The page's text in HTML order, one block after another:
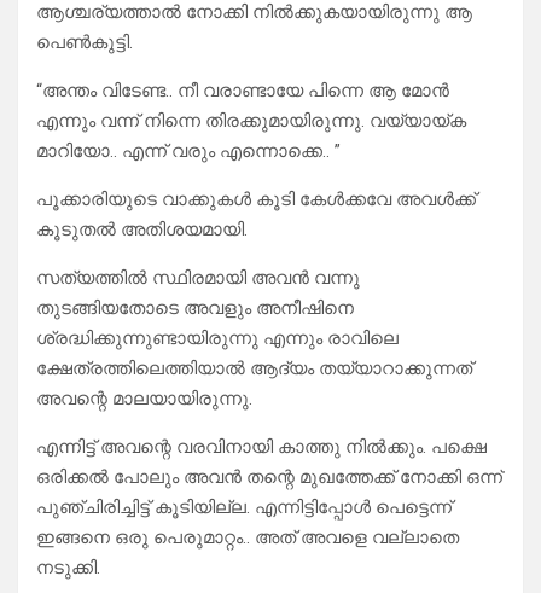
ആശ്ചര്യത്താൽ നോക്കി നിൽക്കുകയായിരുന്നു ആ
പെൺകുട്ടി.
“അന്തം വിടേണ്ട.. നീ വരാണ്ടായേ പിന്നെ ആ മോൻ
എന്നും വന്ന് നിന്നെ തിരക്കുമായിരുന്നു. വയ്യായ്ക
മാറിയോ.. എന്ന് വരും എന്നൊക്കെ.. ”
പൂക്കാരിയുടെ വാക്കുകൾ കൂടി കേൾക്കവേ അവൾക്ക്
കൂടുതൽ അതിശയമായി.
സത്യത്തിൽ സ്ഥിരമായി അവൻ വന്നു
തുടങ്ങിയതോടെ അവളും അനീഷിനെ
ശ്രദ്ധിക്കുന്നുണ്ടായിരുന്നു എന്നും രാവിലെ
ക്ഷേത്രത്തിലെത്തിയാൽ ആദ്യം തയ്യാറാക്കുന്നത്
അവന്റെ മാലയായിരുന്നു.
എന്നിട്ട് അവന്റെ വരവിനായി കാത്തു നിൽക്കും. പക്ഷെ
ഒരിക്കൽ പോലും അവൻ തന്റെ മുഖത്തേക്ക് നോക്കി ഒന്ന്
പുഞ്ചിരിച്ചിട്ട് കൂടിയില്ല. എന്നിട്ടിപ്പോൾ പെട്ടെന്ന്
ഇങ്ങനെ ഒരു പെരുമാറ്റം.. അത് അവളെ വല്ലാതെ
നടുക്കി.